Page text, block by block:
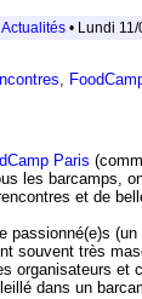
Actualités • Lundi 11/
Paris
les barcamps,
et de
passionné(e)s
souvent très
organisateurs et
dans un